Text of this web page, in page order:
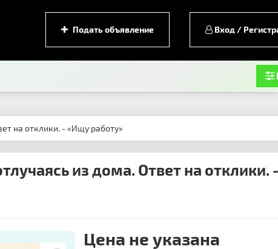
Подать объявление Вход /
на отклики. - «Ищу работу»
из дома. Ответ на отклики. -
Цена не указана